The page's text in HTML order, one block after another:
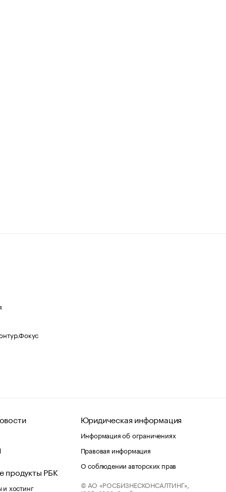
продукты РБК
хостинг
Юридическая информация
Информация об ограничениях
Правовая информация
О соблюдении авторских прав
© АО «РОСБИЗНЕСКОНСАЛТИНГ»,